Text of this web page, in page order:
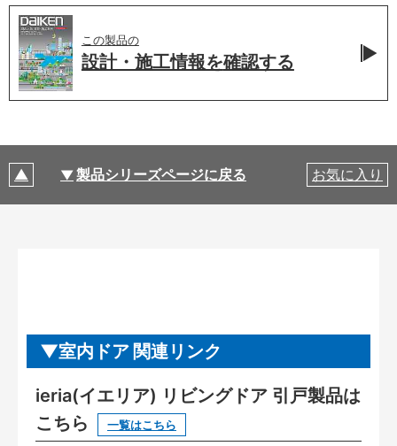
この製品の
設計・施工情報を確認する
製品シリーズページに戻る お気に入り
室内ドア 関連リンク
ieria(イエリア) リビングドア 引戸製品は
こちら
一覧はこちら